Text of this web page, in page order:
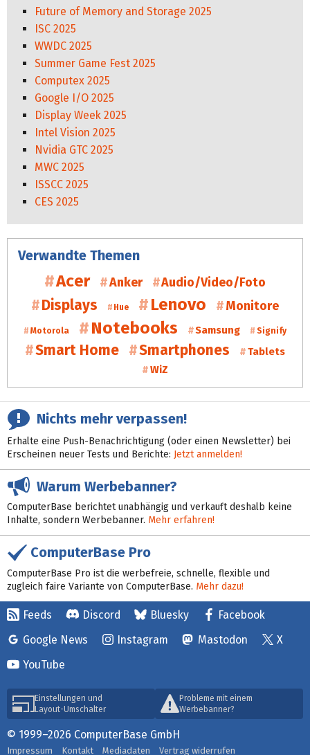
Future of Memory and Storage 2025
ISC 2025
WWDC 2025
Summer Game Fest 2025
Computex 2025
Google I/O 2025
Display Week 2025
Intel Vision 2025
Nvidia GTC 2025
MWC 2025
ISSCC 2025
CES 2025
Verwandte Themen
Acer Anker Audio/Video/Foto
Displays Hue Lenovo Monitore
Motorola Notebooks Samsung Signify
Smart Home Smartphones
Tablets
WiZ
Nichts mehr verpassen!
Erhalte eine Push-Benachrichtigung (oder einen Newsletter) bei
Erscheinen neuer Tests und Berichte: Jetzt anmelden!
Warum Werbebanner?
ComputerBase berichtet unabhängig und verkauft deshalb keine
Inhalte, sondern Werbebanner. Mehr erfahren!
ComputerBase Pro
ComputerBase Pro ist die werbefreie, schnelle, flexible und
zugleich faire Variante von ComputerBase. Mehr dazu!
Feeds Discord Bluesky
Facebook
Google News
Instagram Mastodon
X
YouTube
Einstellungen und
Layout-Umschalter
Probleme mit einem
Werbebanner?
© 1999–2026 ComputerBase GmbH
Impressum Kontakt Mediadaten Vertrag widerrufen